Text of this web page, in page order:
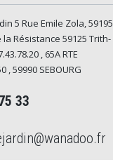
5 Rue Emile Zola, 59195
Résistance 59125 Trith-
, 65A RTE
59990 SEBOURG
33